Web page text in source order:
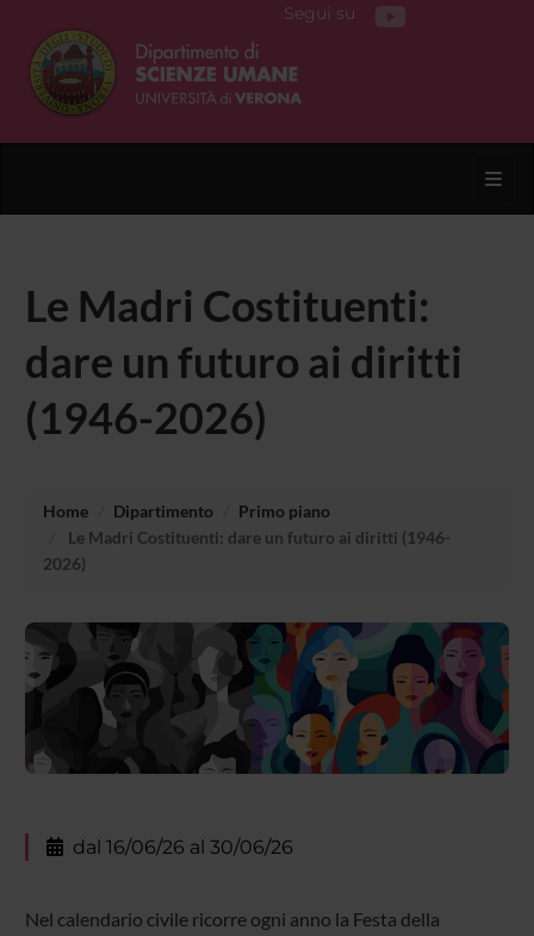
Segui su
Le Madri Costituenti:
dare un futuro ai diritti
(1946-2026)
Home Dipartimento
Primo piano
Le Madri Costituenti: dare un futuro ai diritti (1946-
2026)
dal 16/06/26 al 30/06/26
Nel calendario civile ricorre ogni anno la Festa della